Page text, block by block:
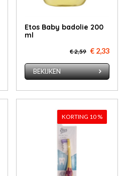
Etos Ba­by badolie 200
ml
€ 2,59 € 2,33
BEKIJKEN
KORTING 10 %